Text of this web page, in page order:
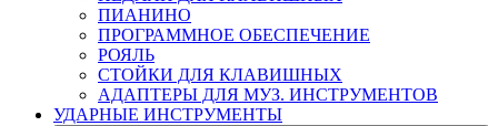
ПИАНИНО
ПРОГРАММНОЕ ОБЕСПЕЧЕНИЕ
РОЯЛЬ
СТОЙКИ ДЛЯ КЛАВИШНЫХ
АДАПТЕРЫ ДЛЯ МУЗ. ИНСТРУМЕНТОВ
УДАРНЫЕ ИНСТРУМЕНТЫ